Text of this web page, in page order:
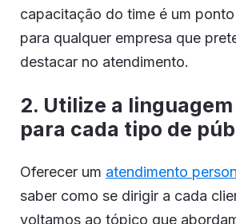
capacitação do time é um
para qualquer empresa que
destacar no atendimento.
2. Utilize a
para cada tipo de
Oferecer um atendimento
saber como se dirigir a cada
voltamos ao tópico que